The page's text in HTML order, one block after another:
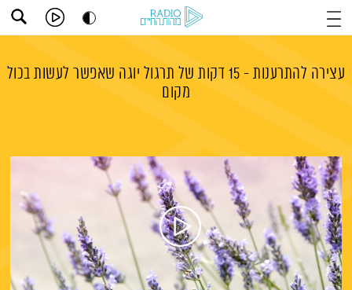
עצירה להתרענות - 15 דקות של תרגול יוגה שאפשר לעשות בכול
מקום